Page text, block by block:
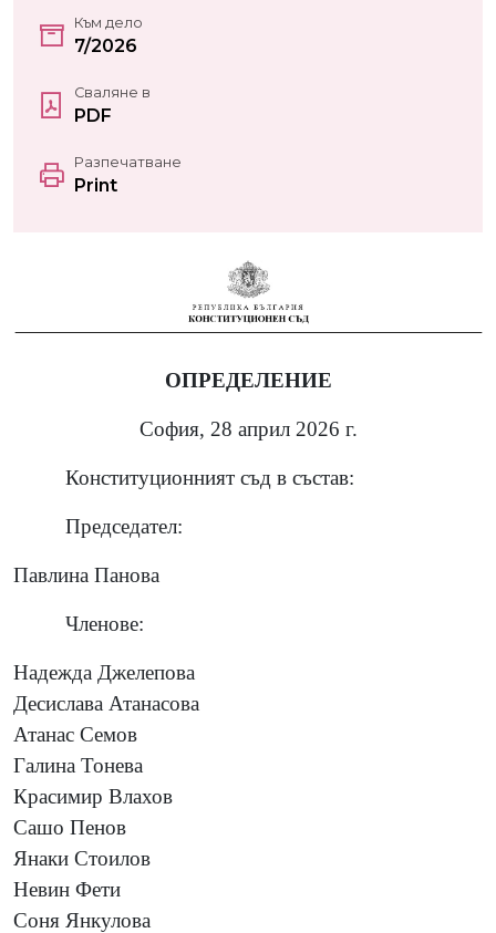
Към дело
7/2026
Сваляне в
PDF
Разпечатване
Print
ОПРЕДЕЛЕНИЕ
София, 28 април 2026 г.
Конституционният съд в състав:
Председател:
Павлина Панова
Членове:
Надежда Джелепова
Десислава Атанасова
Атанас Семов
Галина Тонева
Красимир Влахов
Сашо Пенов
Янаки Стоилов
Невин Фети
Соня Янкулова